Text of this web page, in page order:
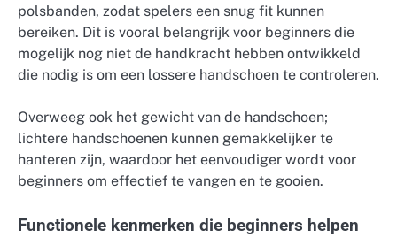
polsbanden, zodat spelers een snug fit kunnen
bereiken. Dit is vooral belangrijk voor beginners die
mogelijk nog niet de handkracht hebben ontwikkeld
die nodig is om een lossere handschoen te controleren.
Overweeg ook het gewicht van de handschoen;
lichtere handschoenen kunnen gemakkelijker te
hanteren zijn, waardoor het eenvoudiger wordt voor
beginners om effectief te vangen en te gooien.
Functionele kenmerken die beginners helpen